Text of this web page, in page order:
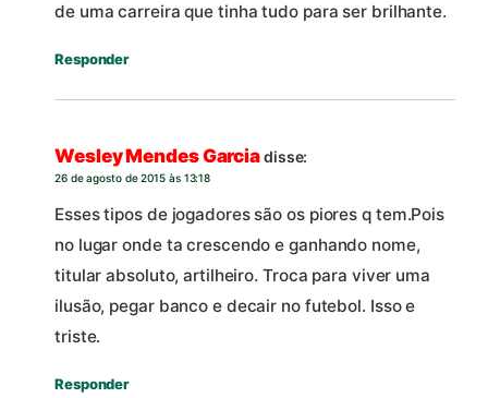
de uma carreira que tinha tudo para ser brilhante.
Responder
Wesley Mendes Garciadisse:
26 de agosto de 2015 às 13:18
Esses tipos de jogadores são os piores q tem.Pois
no lugar onde ta crescendo e ganhando nome,
titular absoluto, artilheiro. Troca para viver uma
ilusão, pegar banco e decair no futebol. Isso e
triste.
Responder